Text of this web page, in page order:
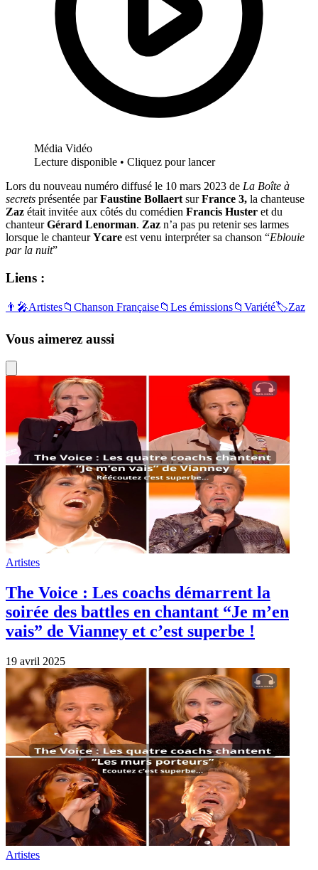
Média Vidéo
Lecture disponible • Cliquez pour lancer
Lors du nouveau numéro diffusé le 10 mars 2023 de La Boîte à
secrets présentée parFaustine Bollaert surFrance 3, la chanteuse
Zaz était invitée aux côtés du comédien Francis Huster et du
chanteurGérard Lenorman. Zaz n’a pas pu retenir ses larmes
lorsque le chanteurYcare est venu interpréter sa chanson “Eblouie
par la nuit”
Liens :
👨‍🎤Artistes📁 Chanson Française📁 Les émissions📁 Variété🏷️Zaz
Vous aimerez aussi
Artistes
The Voice : Les coachs démarrent la
soirée des battles en chantant “Je m’en
vais” de Vianney et c’est superbe !
19 avril 2025
Artistes